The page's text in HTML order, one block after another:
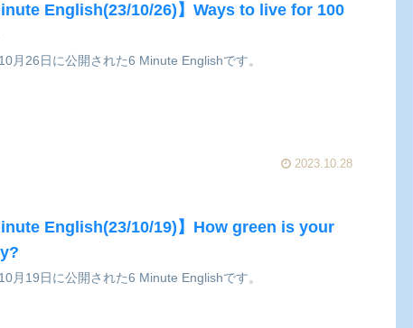
English(23/10/26)】Ways to live for 100
月26日に公開された6 Minute Englishです。
2023.10.28
English(23/10/19)】How green is your
月19日に公開された6 Minute Englishです。